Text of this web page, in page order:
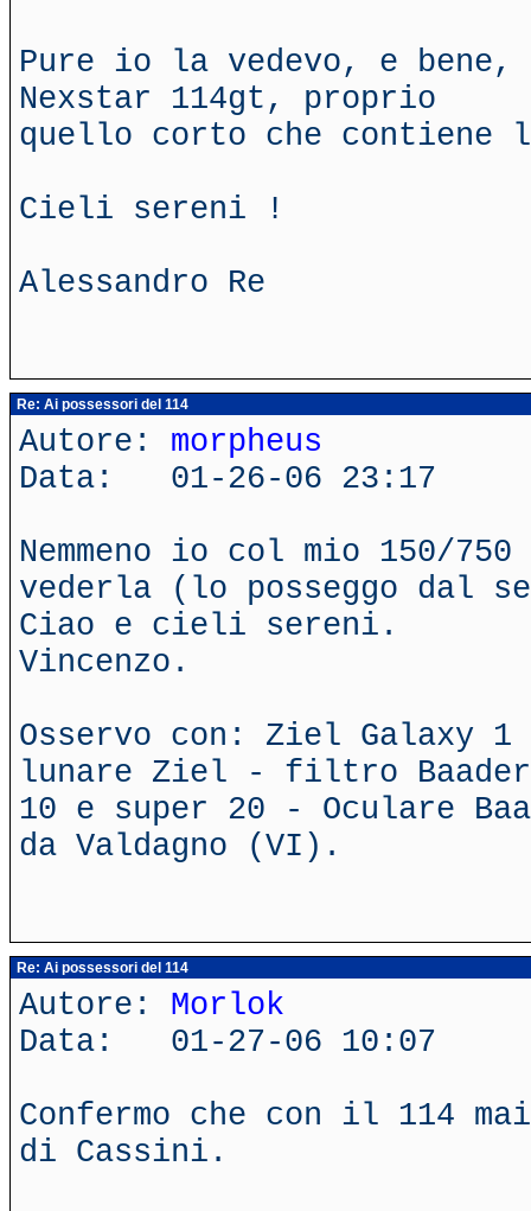
Pure io la vedevo, e
Nexstar 114gt, proprio
quello corto che contiene
Cieli sereni !
Alessandro Re
Re: Ai possessori del 114
Autore: morpheus
Data: 01-26-06 23:17
Nemmeno io col mio 150/
vederla (lo posseggo dal
Ciao e cieli sereni.
Vincenzo.
Osservo con: Ziel Galaxy
lunare Ziel - filtro Baader
10 e super 20 - Oculare
da Valdagno (VI).
Re: Ai possessori del 114
Autore: Morlok
Data: 01-27-06 10:07
Confermo che con il 114
di Cassini.